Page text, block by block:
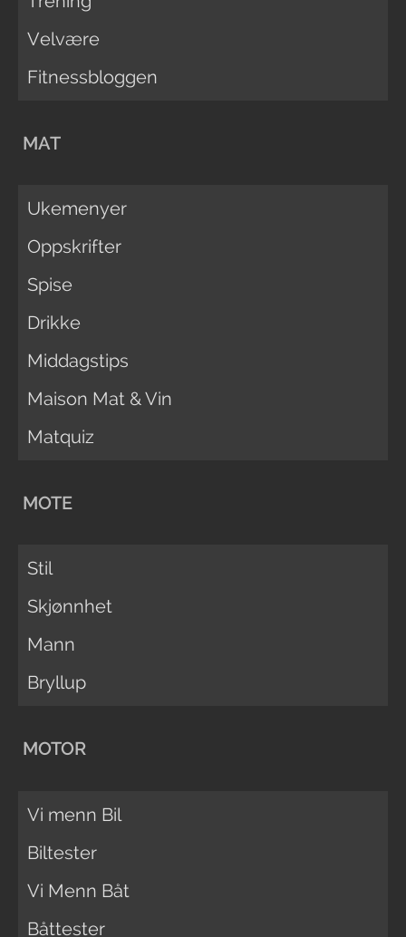
Velvære
Fitnessbloggen
MAT
Ukemenyer
Oppskrifter
Spise
Drikke
Middagstips
Maison Mat & Vin
Matquiz
MOTE
Stil
Skjønnhet
Mann
Bryllup
MOTOR
Vi menn Bil
Biltester
Vi Menn Båt
Båttester